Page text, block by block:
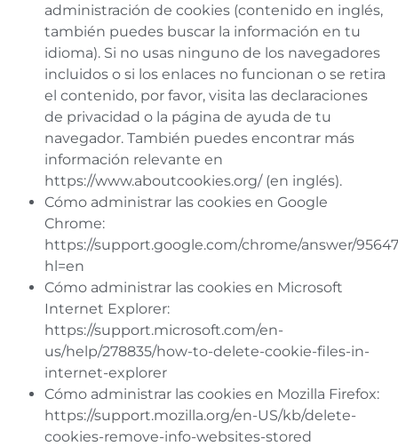
administración de cookies (contenido en inglés,
también puedes buscar la información en tu
idioma). Si no usas ninguno de los navegadores
incluidos o si los enlaces no funcionan o se retira
el contenido, por favor, visita las declaraciones
de privacidad o la página de ayuda de tu
navegador. También puedes encontrar más
información relevante en
https://www.aboutcookies.org/ (en inglés).
Cómo administrar las cookies en Google
Chrome:
https://support.google.com/chrome/answer/
hl=en
Cómo administrar las cookies en Microsoft
Internet Explorer:
https://support.microsoft.com/en-
us/help/278835/how-to-delete-cookie-files-in-
internet-explorer
Cómo administrar las cookies en Mozilla Firefox:
https://support.mozilla.org/en-US/kb/delete-
cookies-remove-info-websites-stored